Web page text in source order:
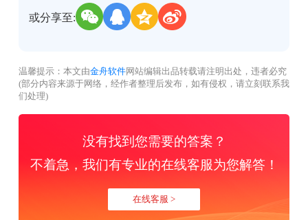
或分享至:
温馨提示：本文由金舟软件网站编辑出品转载请注明出处，违者必究
(部分内容来源于网络，经作者整理后发布，如有侵权，请立刻联系我
们处理)
没有找到您需要的答案？
不着急，我们有专业的在线客服为您解答！
在线客服 >